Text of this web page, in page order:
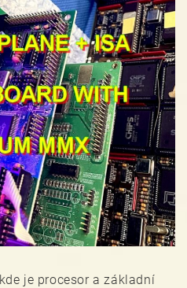
je procesor a základní